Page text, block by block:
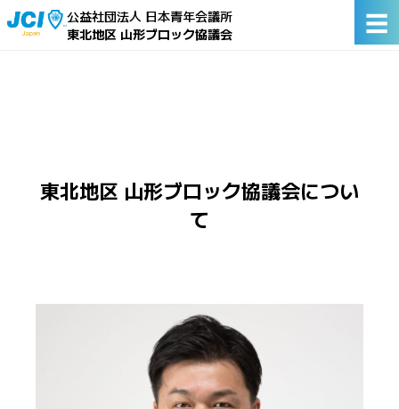
公益社団法人 日本青年会議所
東北地区 山形ブロック協議会
☰
東北地区 山形ブロック協議会につい
て